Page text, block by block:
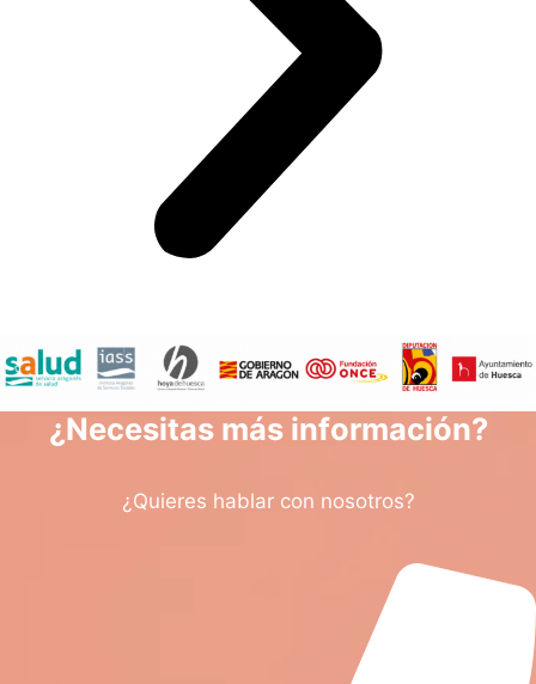
¿Necesitas más información?
¿Quieres hablar con nosotros?